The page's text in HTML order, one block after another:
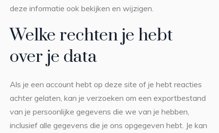
deze informatie ook bekijken en wijzigen.
Welke rechten je hebt
over je data
Als je een account hebt op deze site of je hebt reacties
achter gelaten, kan je verzoeken om een exportbestand
van je persoonlijke gegevens die we van je hebben,
inclusief alle gegevens die je ons opgegeven hebt. Je kan